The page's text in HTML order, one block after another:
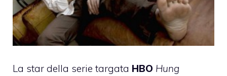
La star della serie targata HBO Hung